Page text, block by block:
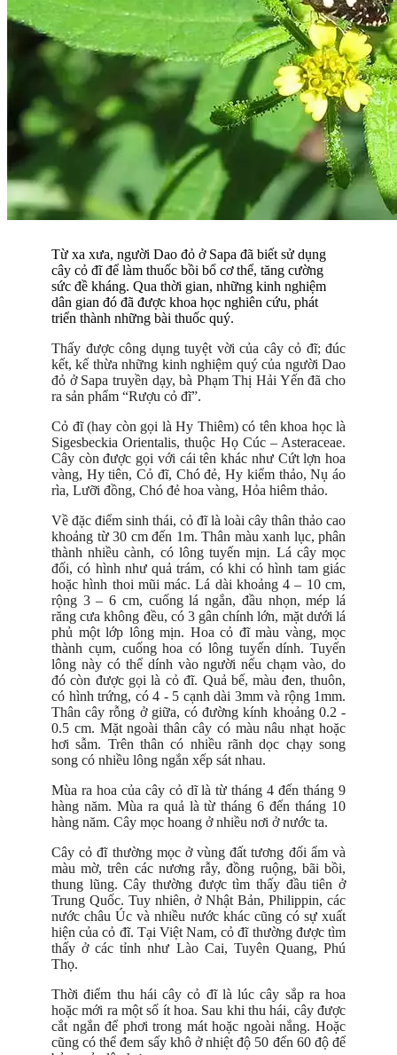
Từ xa xưa, người Dao đỏ ở Sapa đã biết sử dụng
cây cỏ đĩ để làm thuốc bồi bổ cơ thể, tăng cường
sức đề kháng. Qua thời gian, những kinh nghiệm
dân gian đó đã được khoa học nghiên cứu, phát
triển thành những bài thuốc quý.
Thấy được công dụng tuyệt vời của cây cỏ đĩ; đúc
kết, kế thừa những kinh nghiệm quý của người Dao
đỏ ở Sapa truyền dạy, bà Phạm Thị Hải Yến đã cho
ra sản phẩm “Rượu cỏ đĩ”.
Cỏ đĩ (hay còn gọi là Hy Thiêm) có tên khoa học là
Sigesbeckia Orientalis, thuộc Họ Cúc – Asteraceae.
Cây còn được gọi với cái tên khác như Cứt lợn hoa
vàng, Hy tiên, Cỏ đĩ, Chó đẻ, Hy kiểm thảo, Nụ áo
rìa, Lưỡi đồng, Chó đẻ hoa vàng, Hỏa hiêm thảo.
Về đặc điểm sinh thái, cỏ đĩ là loài cây thân thảo cao
khoảng từ 30 cm đến 1m. Thân màu xanh lục, phân
thành nhiều cành, có lông tuyến mịn. Lá cây mọc
đối, có hình như quả trám, có khi có hình tam giác
hoặc hình thoi mũi mác. Lá dài khoảng 4 – 10 cm,
rộng 3 – 6 cm, cuống lá ngắn, đầu nhọn, mép lá
răng cưa không đều, có 3 gân chính lớn, mặt dưới lá
phủ một lớp lông mịn. Hoa cỏ đĩ màu vàng, mọc
thành cụm, cuống hoa có lông tuyến dính. Tuyến
lông này có thể dính vào người nếu chạm vào, do
đó còn được gọi là cỏ đĩ. Quả bế, màu đen, thuôn,
có hình trứng, có 4 - 5 cạnh dài 3mm và rộng 1mm.
Thân cây rỗng ở giữa, có đường kính khoảng 0.2 -
0.5 cm. Mặt ngoài thân cây có màu nâu nhạt hoặc
hơi sẫm. Trên thân có nhiều rãnh dọc chạy song
song có nhiều lông ngắn xếp sát nhau.
Mùa ra hoa của cây cỏ dĩ là từ tháng 4 đến tháng 9
hàng năm. Mùa ra quả là từ tháng 6 đến tháng 10
hàng năm. Cây mọc hoang ở nhiều nơi ở nước ta.
Cây cỏ đĩ thường mọc ở vùng đất tương đối ẩm và
màu mờ, trên các nương rẫy, đồng ruộng, bãi bồi,
thung lũng. Cây thường được tìm thấy đầu tiên ở
Trung Quốc. Tuy nhiên, ở Nhật Bản, Philippin, các
nước châu Úc và nhiều nước khác cũng có sự xuất
hiện của cỏ đĩ. Tại Việt Nam, cỏ đĩ thường được tìm
thấy ở các tỉnh như Lào Cai, Tuyên Quang, Phú
Thọ.
Thời điểm thu hái cây cỏ đĩ là lúc cây sắp ra hoa
hoặc mới ra một số ít hoa. Sau khi thu hái, cây được
cắt ngắn để phơi trong mát hoặc ngoài nắng. Hoặc
cũng có thể đem sấy khô ở nhiệt độ 50 đến 60 độ để